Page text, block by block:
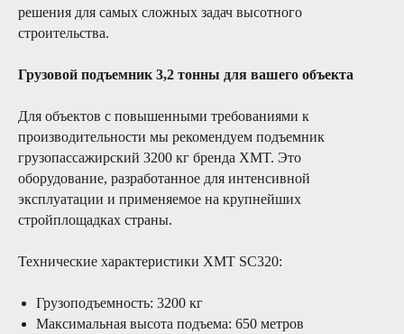
решения для самых сложных задач высотного
строительства.
Грузовой подъемник 3,2 тонны для вашего объекта
Для объектов с повышенными требованиями к
производительности мы рекомендуем подъемник
грузопассажирский 3200 кг бренда XMT. Это
оборудование, разработанное для интенсивной
эксплуатации и применяемое на крупнейших
стройплощадках страны.
Технические характеристики XMT SC320:
Грузоподъемность: 3200 кг
Максимальная высота подъема: 650 метров
01/
Оперативность
сервисные бригады готовы выехать в
сервисных работ любой сложности
Преимущества